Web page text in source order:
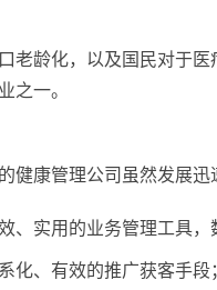
老龄化，以及国民对于
之一。
健康管理公司虽然发展
、实用的业务管理工具，
化、有效的推广获客手段；